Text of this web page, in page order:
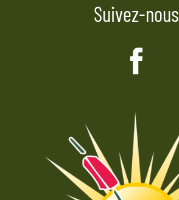
Suivez-nous